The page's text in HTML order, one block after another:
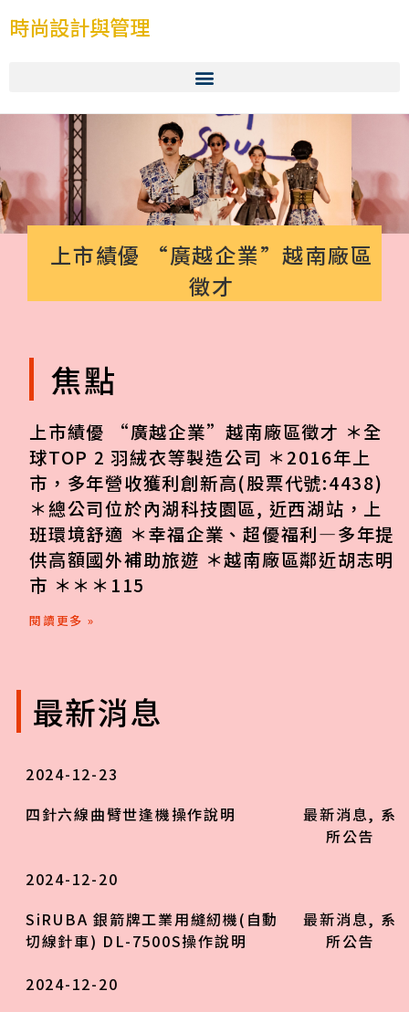
時尚設計與管理
上市績優 “廣越企業”越南廠區
徵才
焦點
上市績優 “廣越企業”越南廠區徵才 ＊全
球TOP 2 羽絨衣等製造公司 ＊2016年上
市，多年營收獲利創新高(股票代號:4438)
＊總公司位於內湖科技園區, 近西湖站，上
班環境舒適 ＊幸福企業、超優福利—多年提
供高額國外補助旅遊 ＊越南廠區鄰近胡志明
市 ＊＊＊115
閱讀更多 »
最新消息
2024-12-23
四針六線曲臂世逢機操作說明
最新消息, 系
所公告
2024-12-20
SiRUBA 銀箭牌工業用縫紉機(自動
切線針車) DL-7500S操作說明
最新消息, 系
所公告
2024-12-20